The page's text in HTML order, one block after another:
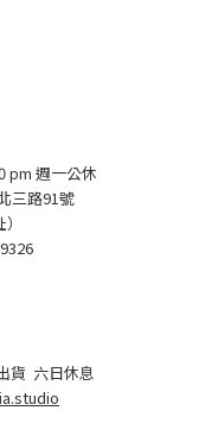
pm 週一公休
三路91號
貨 六日休息